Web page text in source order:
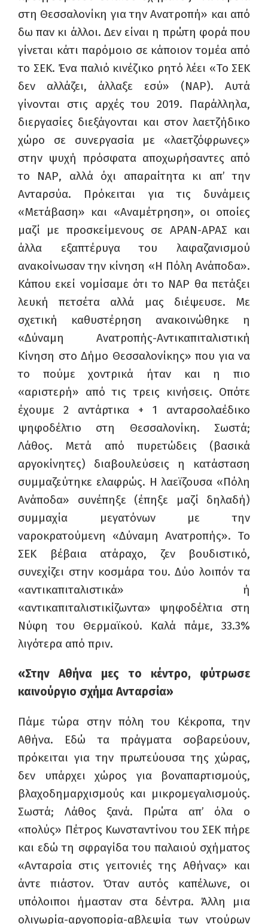
στη Θεσσαλονίκη για την Ανατροπή» και από
δω παν κι άλλοι. Δεν είναι η πρώτη φορά που
γίνεται κάτι παρόμοιο σε κάποιον τομέα από
το ΣΕΚ. Ένα παλιό κινέζικο ρητό λέει «Το ΣΕΚ
δεν αλλάζει, άλλαξε εσύ» (ΝΑΡ). Αυτά
γίνονται στις αρχές του 2019. Παράλληλα,
διεργασίες διεξάγονται και στον λαετζήδικο
χώρο σε συνεργασία με «λαετζόφρωνες»
στην ψυχή πρόσφατα αποχωρήσαντες από
το ΝΑΡ, αλλά όχι απαραίτητα κι απ’ την
Ανταρσύα. Πρόκειται για τις δυνάμεις
«Μετάβαση» και «Αναμέτρηση», οι οποίες
μαζί με προσκείμενους σε ΑΡΑΝ-ΑΡΑΣ και
άλλα εξαπτέρυγα του λαφαζανισμού
ανακοίνωσαν την κίνηση «Η Πόλη Ανάποδα».
Κάπου εκεί νομίσαμε ότι το ΝΑΡ θα πετάξει
λευκή πετσέτα αλλά μας διέψευσε. Με
σχετική καθυστέρηση ανακοινώθηκε η
«Δύναμη Ανατροπής-Αντικαπιταλιστική
Κίνηση στο Δήμο Θεσσαλονίκης» που για να
το πούμε χοντρικά ήταν και η πιο
«αριστερή» από τις τρεις κινήσεις. Οπότε
έχουμε 2 αντάρτικα + 1 ανταρσολαέδικο
ψηφοδέλτιο στη Θεσσαλονίκη. Σωστά;
Λάθος. Μετά από πυρετώδεις (βασικά
αργοκίνητες) διαβουλεύσεις η κατάσταση
συμμαζεύτηκε ελαφρώς. Η λαεϊζουσα «Πόλη
Ανάποδα» συνέπηξε (έπηξε μαζί δηλαδή)
συμμαχία μεγατόνων με την
ναροκρατούμενη «Δύναμη Ανατροπής». Το
ΣΕΚ βέβαια ατάραχο, ζεν βουδιστικό,
συνεχίζει στην κοσμάρα του. Δύο λοιπόν τα
«αντικαπιταλιστικά» ή
«αντικαπιταλιστικίζωντα» ψηφοδέλτια στη
Νύφη του Θερμαϊκού. Καλά πάμε, 33.3%
λιγότερα από πριν.
«Στην Αθήνα μες το κέντρο, φύτρωσε
καινούργιο σχήμα Ανταρσία»
Πάμε τώρα στην πόλη του Κέκροπα, την
Αθήνα. Εδώ τα πράγματα σοβαρεύουν,
πρόκειται για την πρωτεύουσα της χώρας,
δεν υπάρχει χώρος για βοναπαρτισμούς,
βλαχοδημαρχισμούς και μικρομεγαλισμούς.
Σωστά; Λάθος ξανά. Πρώτα απ’ όλα ο
«πολύς» Πέτρος Κωνσταντίνου του ΣΕΚ πήρε
και εδώ τη σφραγίδα του παλαιού σχήματος
«Ανταρσία στις γειτονιές της Αθήνας» και
άντε πιάστον. Όταν αυτός καπέλωνε, οι
υπόλοιποι ήμασταν στα δέντρα. Άλλη μια
ολιγωρία-αργοπορία-αβλεψία των ντούρων